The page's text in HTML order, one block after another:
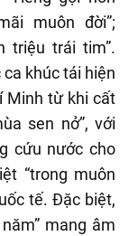
muôn đời”;
triệu trái tim”.
khúc tái hiện
Minh từ khi cất
sen nở”, với
cứu nước cho
“trong muôn
tế. Đặc biệt,
mang âm